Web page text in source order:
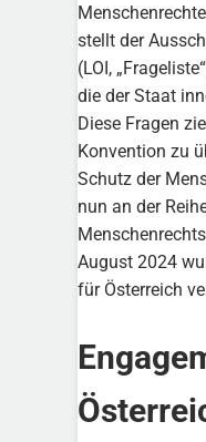
stellt der
(LOI,
die der Staat
Diese Fragen
Konvention zu
Schutz der
nun an der
August 2024
für Österreich